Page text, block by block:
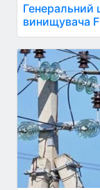
Генеральний
винищувача